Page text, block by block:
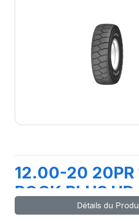
12.00-20 20PR
ROCK PLUS
air+FlapDétails du